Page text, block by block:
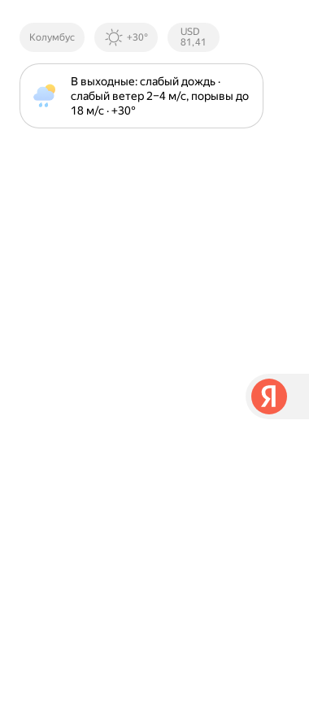
Колумбус +30°
Курсы ЦБ
РФ
USD
81,41
В выходные: слабый дождь ·
слабый ветер 2⁠–⁠4 м⁠/⁠с, порывы до
18 м⁠/⁠с · +30⁠°